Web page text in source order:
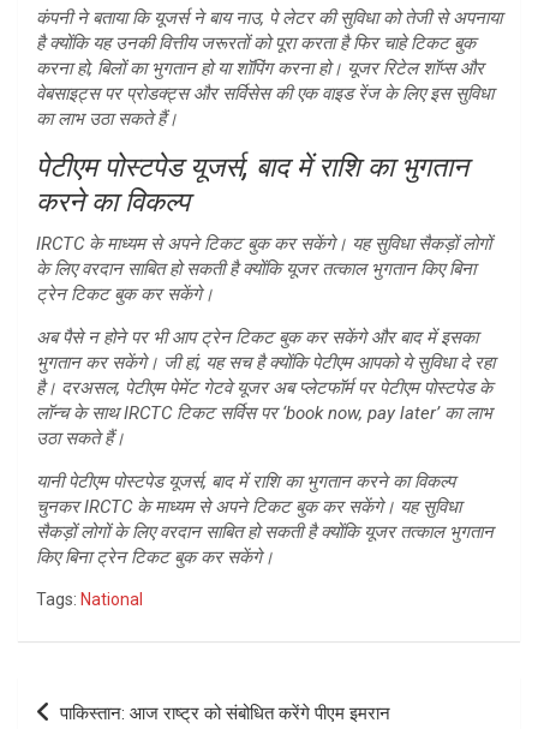
कंपनी ने बताया कि यूजर्स ने बाय नाउ, पे लेटर की सुविधा को तेजी से अपनाया
है क्योंकि यह उनकी वित्तीय जरूरतों को पूरा करता है फिर चाहे टिकट बुक
करना हो, बिलों का भुगतान हो या शॉपिंग करना हो। यूजर रिटेल शॉप्स और
वेबसाइट्स पर प्रोडक्ट्स और सर्विसेस की एक वाइड रेंज के लिए इस सुविधा
का लाभ उठा सकते हैं।
पेटीएम पोस्टपेड यूजर्स, बाद में राशि का भुगतान
करने का विकल्प
IRCTC के माध्यम से अपने टिकट बुक कर सकेंगे। यह सुविधा सैकड़ों लोगों
के लिए वरदान साबित हो सकती है क्योंकि यूजर तत्काल भुगतान किए बिना
ट्रेन टिकट बुक कर सकेंगे।
अब पैसे न होने पर भी आप ट्रेन टिकट बुक कर सकेंगे और बाद में इसका
भुगतान कर सकेंगे। जी हां, यह सच है क्योंकि पेटीएम आपको ये सुविधा दे रहा
है। दरअसल, पेटीएम पेमेंट गेटवे यूजर अब प्लेटफॉर्म पर पेटीएम पोस्टपेड के
लॉन्च के साथ IRCTC टिकट सर्विस पर ‘book now, pay later’ का लाभ
उठा सकते हैं।
यानी पेटीएम पोस्टपेड यूजर्स, बाद में राशि का भुगतान करने का विकल्प
चुनकर IRCTC के माध्यम से अपने टिकट बुक कर सकेंगे। यह सुविधा
सैकड़ों लोगों के लिए वरदान साबित हो सकती है क्योंकि यूजर तत्काल भुगतान
किए बिना ट्रेन टिकट बुक कर सकेंगे।
Tags: National
Post
पाकिस्तान: आज राष्ट्र को संबोधित करेंगे पीएम इमरान